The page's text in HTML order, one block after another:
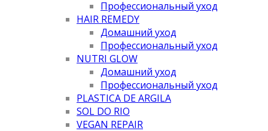
Профессиональный уход
HAIR REMEDY
Домашний уход
Профессиональный уход
NUTRI GLOW
Домашний уход
Профессиональный уход
PLASTICA DE ARGILA
SOL DO RIO
VEGAN REPAIR